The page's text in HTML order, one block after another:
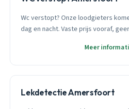
Wc verstopt? Onze loodgieters
dag en nacht. Vaste prijs vooraf,
Meer
Lekdetectie Amersfoort